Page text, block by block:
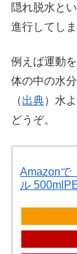
隠れ脱水と
進行してし
例えば運動
体の中の水
（出典）水
どうぞ。
Amazonで
ル